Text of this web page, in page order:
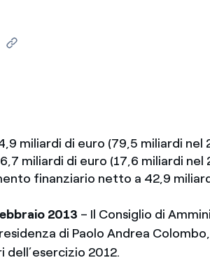
violazioni delle nostre policy
miliardi di euro (79,5 miliardi nel
miliardi di euro (17,6 miliardi nel
finanziario netto a 42,9
2013 – Il Consiglio di
di Paolo Andrea
dell’esercizio 2012.